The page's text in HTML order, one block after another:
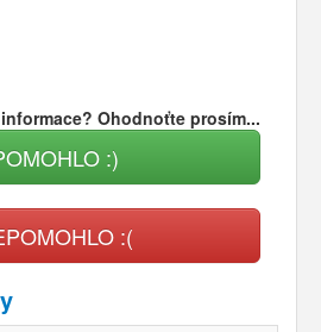
Ohodnoťte prosím...
:)
:(